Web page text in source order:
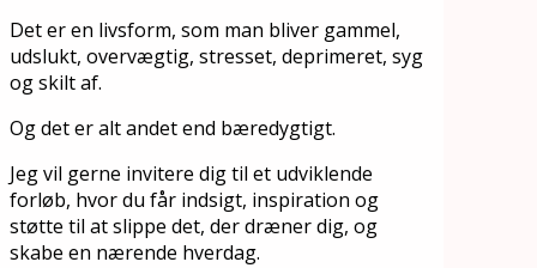
Det er en livsform, som man bliver gammel,
udslukt, overvægtig, stresset, deprimeret, syg
og skilt af.
Og det er alt andet end bæredygtigt.
Jeg vil gerne invitere dig til et udviklende
forløb, hvor du får indsigt, inspiration og
støtte til at slippe det, der dræner dig, og
skabe en nærende hverdag.